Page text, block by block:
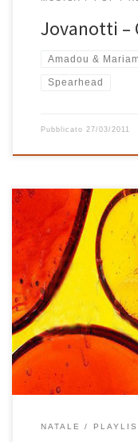
Jovanotti –
Amadou &
Spearhead
Pubblicato 27/03/2011
Per il Natale dell’anno
con immensa gioia
canzoni di Ed Harcourt
Franti & Spearhead e
questi brani mi
NATALE